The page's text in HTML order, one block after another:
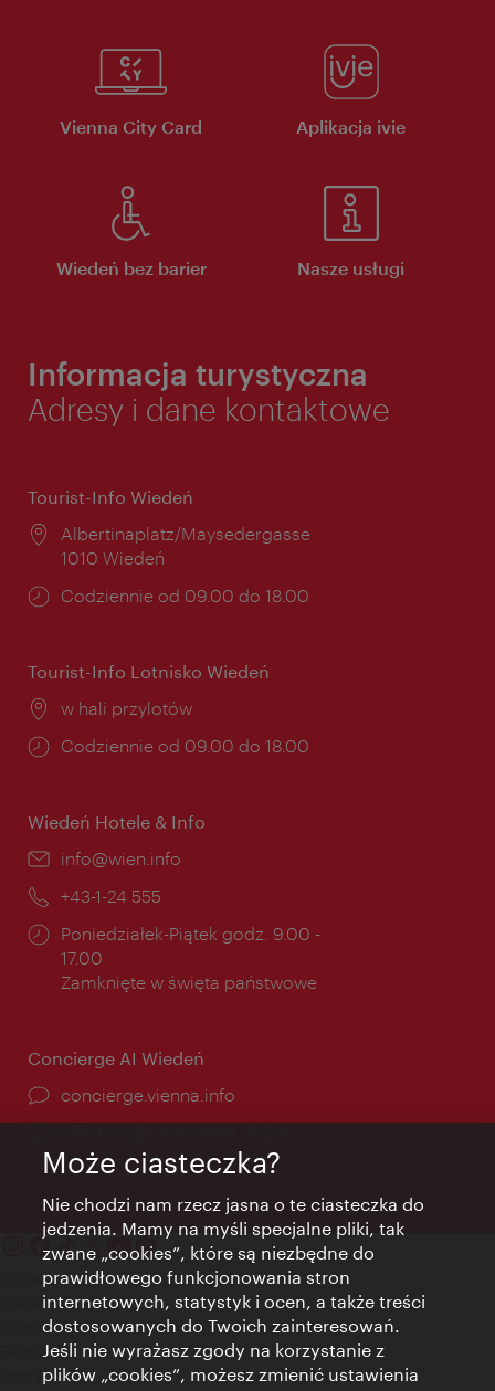
Vienna City Card Aplikacja ivie
Wiedeń bez barier Nasze usługi
Informacja turystyczna
Adresy i dane kontaktowe
Tourist-Info Wiedeń
Miejsce:
Albertinaplatz/Maysedergasse
1010 Wiedeń
Godziny
Codziennie od 09.00 do 18.00
Tourist-Info Lotnisko Wiedeń
Miejsce:
w hali przylotów
Godziny
Codziennie od 09.00 do 18.00
Wiedeń Hotele & Info
E-
info@wien.info
Telefon:
+43-1-24 555
Godziny
otwarcia:
Poniedziałek-Piątek godz. 9.00 -
17.00
Zamknięte w święta państwowe
Concierge AI Wiedeń
concierge.vienna.info
Kontakt
Credits
Zgoda na przetwarzanie danych osobowych
Terms of Use
Dostępność
Może ciasteczka?
Nie chodzi nam rzecz jasna o te ciasteczka do
jedzenia. Mamy na myśli specjalne pliki, tak
zwane „cookies”, które są niezbędne do
prawidłowego funkcjonowania stron
internetowych, statystyk i ocen, a także treści
dostosowanych do Twoich zainteresowań.
Jeśli nie wyrażasz zgody na korzystanie z
plików „cookies”, możesz zmienić ustawienia